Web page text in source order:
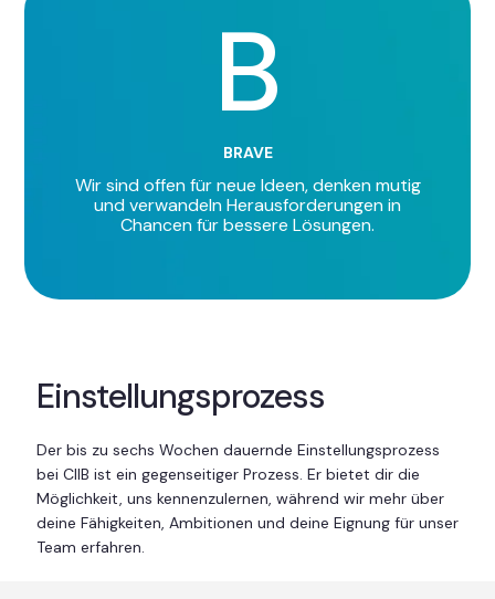
B
BRAVE
Wir sind offen für neue Ideen, denken mutig
und verwandeln Herausforderungen in
Chancen für bessere Lösungen.
Einstellungsprozess
Der bis zu sechs Wochen dauernde Einstellungsprozess
bei CIIB ist ein gegenseitiger Prozess. Er bietet dir die
Möglichkeit, uns kennenzulernen, während wir mehr über
deine Fähigkeiten, Ambitionen und deine Eignung für unser
Team erfahren.